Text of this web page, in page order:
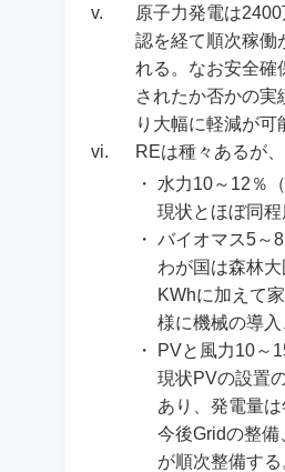
v.
原子力発電は
認を経て順次稼働
れる。なお安全確
されたか否かの実
り大幅に軽減が可
vi.
REは種々あるが
・
水力10～12％
現状とほぼ同
・ バイオマス5～
わが国は森林
KWhに加えて
様に機械の導
・
PVと風力10～
現状PVの設置
あり、発電量
今後Gridの整
が順次整備する